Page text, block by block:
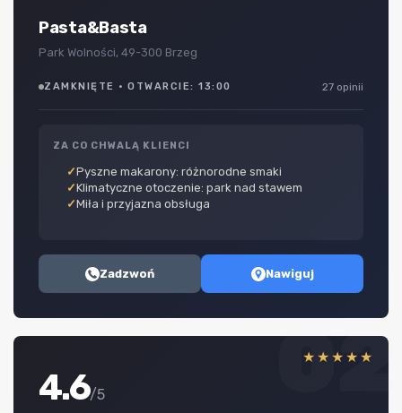
Pasta&Basta
Park Wolności, 49-300 Brzeg
ZAMKNIĘTE · OTWARCIE: 13:00 27 opinii
ZA CO CHWALĄ KLIENCI
Pyszne makarony: różnorodne smaki
Klimatyczne otoczenie: park nad stawem
Miła i przyjazna obsługa
Zadzwoń Nawiguj
02
★★★★★
4.6/5